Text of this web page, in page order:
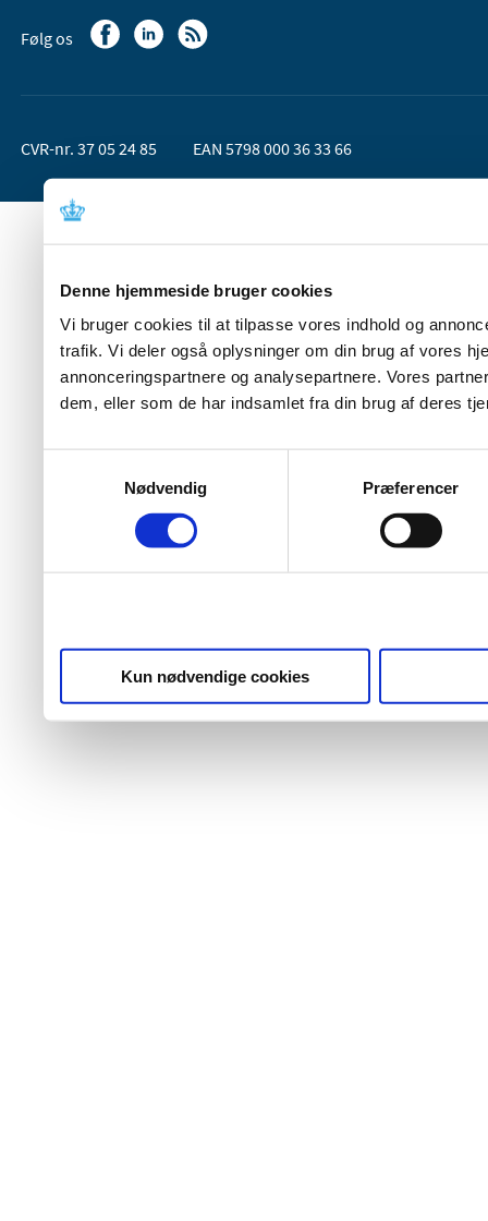
Denne hjemmeside bruger cookies
Vi bruger cookies til at tilpasse vores indhold og
trafik. Vi deler også oplysninger om din brug af vores
annonceringspartnere og analysepartnere. Vores
dem, eller som de har indsamlet fra din brug af deres
Nødvendig
Præferencer
Kun nødvendige cookies
Følg os
CVR-nr. 37 05 24 85 EAN 5798 000 36 33 66